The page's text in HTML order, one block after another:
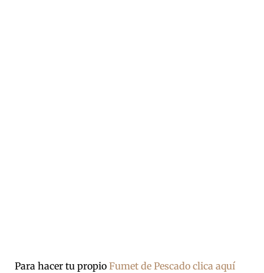
Para hacer tu propio Fumet de Pescado clica aquí